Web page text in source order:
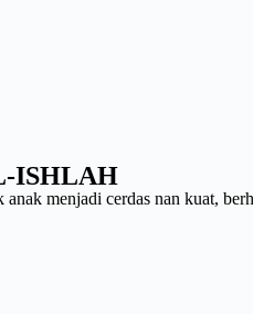
ISHLAH
menjadi cerdas nan kuat,